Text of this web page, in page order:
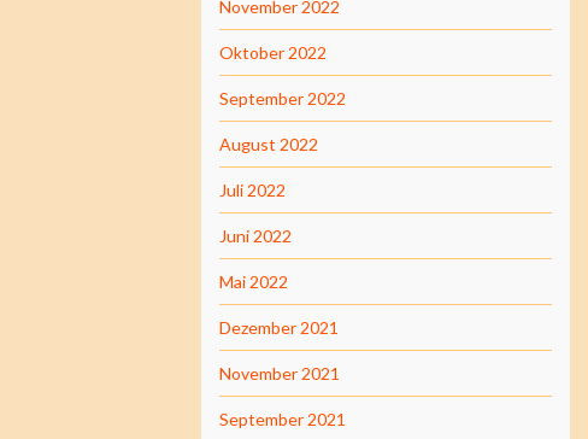
November 2022
Oktober 2022
September 2022
August 2022
Juli 2022
Juni 2022
Mai 2022
Dezember 2021
November 2021
September 2021